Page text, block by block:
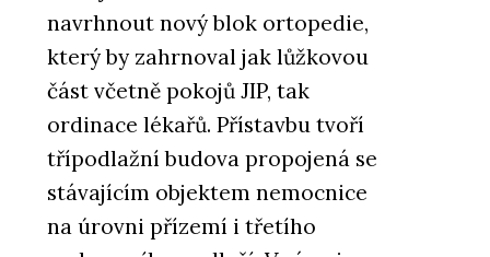
navrhnout nový blok ortopedie,
který by zahrnoval jak lůžkovou
část včetně pokojů JIP, tak
ordinace lékařů. Přístavbu tvoří
třípodlažní budova propojená se
stávajícím objektem nemocnice
na úrovni přízemí i třetího